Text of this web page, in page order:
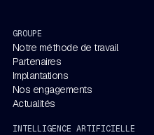
GROUPE
Notre méthode de travail
Partenaires
Implantations
Nos engagements
Actualités
INTELLIGENCE ARTIFICIELLE